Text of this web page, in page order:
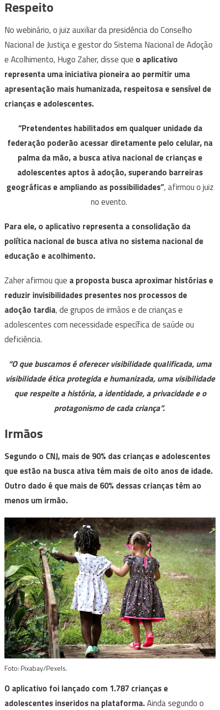
Respeito
No webinário, o juiz auxiliar da presidência do Conselho
Nacional de Justiça e gestor do Sistema Nacional de Adoção
e Acolhimento, Hugo Zaher, disse que o aplicativo
representa uma iniciativa pioneira ao permitir uma
apresentação mais humanizada, respeitosa e sensível de
crianças e adolescentes.
“Pretendentes habilitados em qualquer unidade da
federação poderão acessar diretamente pelo celular, na
palma da mão, a busca ativa nacional de crianças e
adolescentes aptos à adoção, superando barreiras
geográficas e ampliando as possibilidades”, afirmou o juiz
no evento.
Para ele, o aplicativo representa a consolidação da
política nacional de busca ativa no sistema nacional de
educação e acolhimento.
Zaher afirmou que a proposta busca aproximar histórias e
reduzir invisibilidades presentes nos processos de
adoção tardia, de grupos de irmãos e de crianças e
adolescentes com necessidade específica de saúde ou
deficiência.
“O que buscamos é oferecer visibilidade qualificada, uma
visibilidade ética protegida e humanizada, uma visibilidade
que respeite a história, a identidade, a privacidade e o
protagonismo de cada criança”.
Irmãos
Segundo o CNJ, mais de 90% das crianças e adolescentes
que estão na busca ativa têm mais de oito anos de idade.
Outro dado é que mais de 60% dessas crianças têm ao
menos um irmão.
Foto: Pixabay/Pexels.
O aplicativo foi lançado com 1.787 crianças e
adolescentes inseridos na plataforma.Ainda segundo o